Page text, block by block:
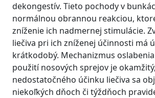
dekongestív. Tieto pochody v
normálnou obrannou reakciou,
zníženie ich nadmernej stimulácie.
liečiva pri ich zníženej účinnosti má
krátkodobý. Mechanizmus
použití nosových sprejov je
nedostatočného účinku liečiva sa
niekoľkých dňoch či týždňoch